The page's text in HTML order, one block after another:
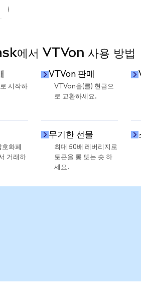
에서 VTVon 사용 방법
시작하
VTVon 판매
VTVon을(를) 현금으
로 교환하세요.
화폐
거래하
무기한 선물
최대 50배 레버리지로
토큰을 롱 또는 숏 하
세요.